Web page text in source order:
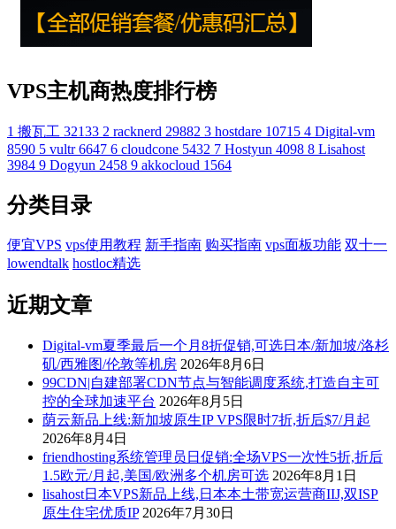
VPS主机商热度排行榜
1 搬瓦工 32133 2 racknerd 29882 3 hostdare 10715 4 Digital-vm
8590 5 vultr 6647 6 cloudcone 5432 7 Hostyun 4098 8 Lisahost
3984 9 Dogyun 2458 9 akkocloud 1564
分类目录
便宜VPS vps使用教程 新手指南 购买指南 vps面板功能 双十一
lowendtalk hostloc精选
近期文章
Digital-vm夏季最后一个月8折促销,可选日本/新加坡/洛杉
矶/西雅图/伦敦等机房 2026年8月6日
99CDN|自建部署CDN节点与智能调度系统,打造自主可
控的全球加速平台 2026年8月5日
荫云新品上线:新加坡原生IP VPS限时7折,折后$7/月起
2026年8月4日
friendhosting系统管理员日促销:全场VPS一次性5折,折后
1.5欧元/月起,美国/欧洲多个机房可选 2026年8月1日
lisahost日本VPS新品上线,日本本土带宽运营商IIJ,双ISP
原生住宅优质IP 2026年7月30日